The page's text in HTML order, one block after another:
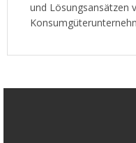
und Lösungsansätzen